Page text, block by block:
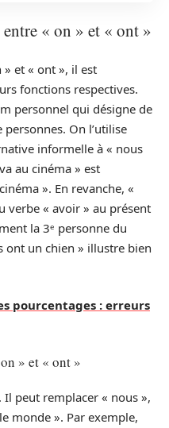
« on » et « ont »
et « ont », il est
fonctions respectives.
personnel qui désigne de
On l’utilise
informelle à « nous
au cinéma » est
». En revanche, «
verbe « avoir » au présent
la 3ᵉ personne du
ont un chien » illustre bien
pourcentages : erreurs
» et « ont »
Il peut remplacer « nous »,
monde ». Par exemple,